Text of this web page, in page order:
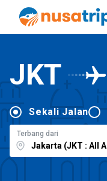
JKT
Sekali Jalan
Terbang dari